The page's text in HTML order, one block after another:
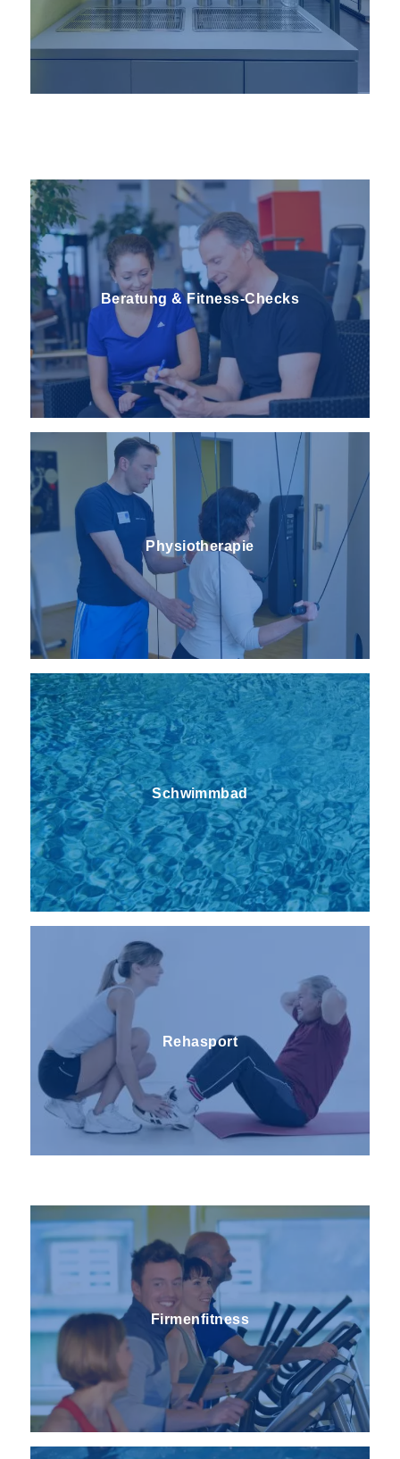
Beratung & Fitness-Checks
Physiotherapie
Schwimmbad
Rehasport
Firmenfitness